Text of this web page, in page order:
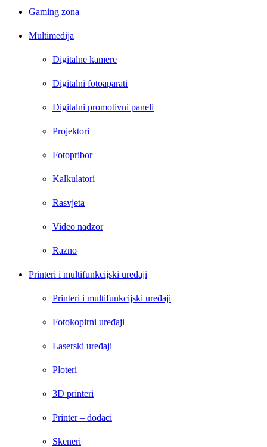
Gaming zona
Multimedija
Digitalne kamere
Digitalni fotoaparati
Digitalni promotivni paneli
Projektori
Fotopribor
Kalkulatori
Rasvjeta
Video nadzor
Razno
Printeri i multifunkcijski uređaji
Printeri i multifunkcijski uređaji
Fotokopirni uređaji
Laserski uređaji
Ploteri
3D printeri
Printer – dodaci
Skeneri